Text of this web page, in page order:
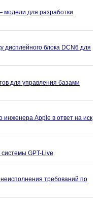
модели для разработки
дисплейного блока DCN6 для
для управления базами
инженера Apple в ответ на иск
системы GPT-Live
требований по